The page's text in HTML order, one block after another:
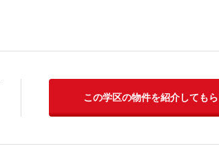
この学区の物件を紹介しても